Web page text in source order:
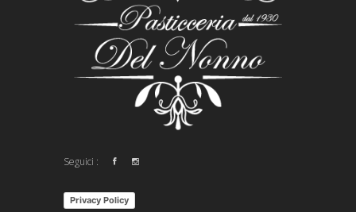
Seguici :
Privacy Policy